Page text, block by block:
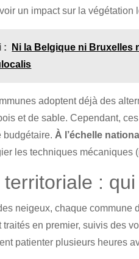
un impact sur la végétation
:
Ni la Belgique ni Bruxelles
adoptent déjà des
et de sable. Cependant,
budgétaire. À l’échelle
les techniques mécaniques
territoriale :
neigeux, chaque
traités en premier, suivis des
patienter plusieurs heures